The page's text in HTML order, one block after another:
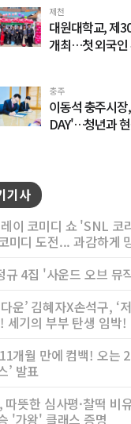
제천
대원대학교, 제
개최…첫 외국인
충주
이동석 충주시
DAY'…청년과
기사
이 코미디 쇼 'SNL 코
미디 도전... 과감하게
규 4집 '사운드 오브 뮤
운’ 김혜자X손석구, ‘
세기의 부부 탄생 임박!
개월 만에 컴백! 오는
’ 발표
뜻한 심사평·찰떡 비
'가왕' 클래스 증명